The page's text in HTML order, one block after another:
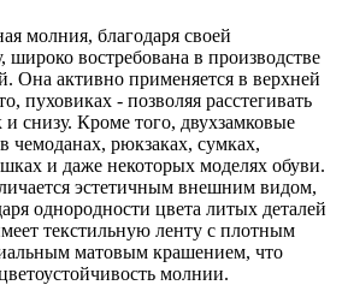
молния, благодаря своей
широко востребована в производстве
Она активно применяется в верхней
пуховиках - позволяя расстегивать
и снизу. Кроме того, двухзамковые
чемоданах, рюкзаках, сумках,
и даже некоторых моделях обуви.
эстетичным внешним видом,
однородности цвета литых деталей
текстильную ленту с плотным
матовым крашением, что
молнии.